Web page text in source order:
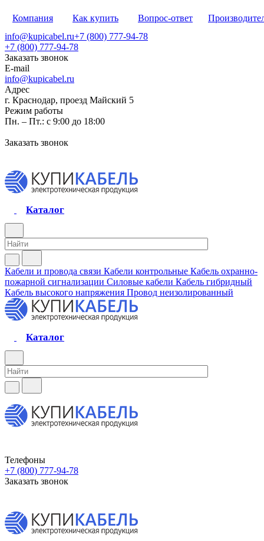
Компания Как купить Вопрос-ответ
info@kupicabel.ru+7 (800) 777-94-78
+7 (800) 777-94-78
Заказать звонок
E-mail
info@kupicabel.ru
Адрес
г. Краснодар, проезд Майский 5
Режим работы
Пн. – Пт.: с 9:00 до 18:00
Заказать звонок
Каталог
Кабели и провода связи Кабели контрольные Кабель охранно-
пожарной сигнализации Силовые кабели Кабель гибридный
Кабель высокого напряжения Провод неизолированный
Каталог
Телефоны
+7 (800) 777-94-78
Заказать звонок